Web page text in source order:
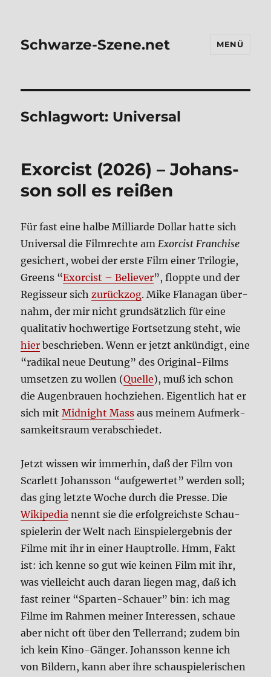
Schwarze-Szene.net MENÜ
Schlagwort: Universal
Exor­cist (2026) – Johans­
son soll es rei­ßen
Für fast eine hal­be Mil­li­ar­de Dol­lar hat­te sich
Uni­ver­sal die Film­rech­te amExor­cist Fran­chise
gesi­chert, wobei der erste Film einer Tri­lo­gie,
Greens “Exor­cist – Belie­ver”, flopp­te und der
Regis­seur sichzurück­zog. Mike Fla­na­gan über­
nahm, der mir nicht grund­sätz­lich für eine
qua­li­ta­tiv hoch­wer­ti­ge Fort­set­zung steht, wie
hier beschrie­ben. Wenn er jetzt ankün­digt, eine
“radi­kal neue Deu­tung” des Ori­gi­nal-Films
umset­zen zu wol­len (Quel­le), muß ich schon
die Augen­brau­en hoch­zie­hen. Eigent­lich hat er
sich mitMid­night Mass aus mei­nem Auf­merk­
sam­keits­raum ver­ab­schie­det.
Jetzt wis­sen wir immer­hin, daß der Film von
Scar­lett Johans­son “auf­ge­wer­tet” wer­den soll;
das ging letz­te Woche durch die Pres­se. Die
Wiki­pe­dia nennt sie die erfolg­reich­ste Schau­
spie­le­rin der Welt nach Ein­spiel­ergeb­nis der
Fil­me mit ihr in einer Haupt­rol­le. Hmm, Fakt
ist: ich ken­ne so gut wie kei­nen Film mit ihr,
was viel­leicht auch dar­an lie­gen mag, daß ich
fast rei­ner “Spar­ten-Schau­er” bin: ich mag
Fil­me im Rah­men mei­ner Inter­es­sen, schaue
aber nicht oft über den Tel­ler­rand; zudem bin
ich kein Kino-Gän­ger. Johans­son ken­ne ich
von Bil­dern, kann aber ihre schau­spie­le­ri­schen